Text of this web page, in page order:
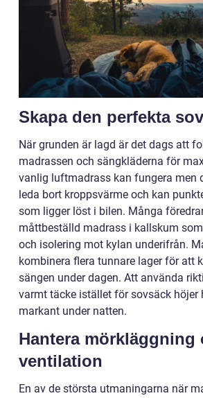
Skapa den perfekta
När grunden är lagd är det dags att
madrassen och sängkläderna för
vanlig luftmadrass kan fungera men
leda bort kroppsvärme och kan
som ligger löst i bilen. Många
måttbeställd madrass i kallskum
och isolering mot kylan underifrån.
kombinera flera tunnare lager för att
sängen under dagen. Att använda
varmt täcke istället för sovsäck höjer
markant under natten.
Hantera mörkläggning
ventilation
En av de största utmaningarna när